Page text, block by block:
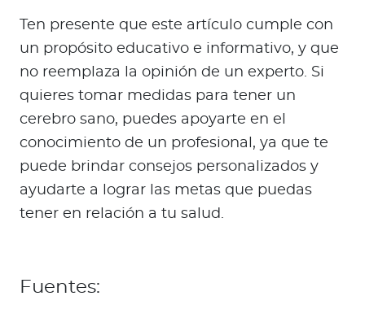
Ten presente que este artículo cumple con
un propósito educativo e informativo, y que
no reemplaza la opinión de un experto. Si
quieres tomar medidas para tener un
cerebro sano, puedes apoyarte en el
conocimiento de un profesional, ya que te
puede brindar consejos personalizados y
ayudarte a lograr las metas que puedas
tener en relación a tu salud.
Fuentes: